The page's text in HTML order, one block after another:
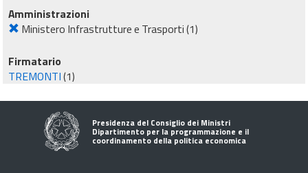
Amministrazioni
Ministero Infrastrutture e Trasporti(1)
Firmatario
TREMONTI(1)
Presidenza del Consiglio dei Ministri
Dipartimento per la programmazione e il
coordinamento della politica economica